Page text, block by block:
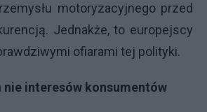
motoryzacyjnego przed
Jednakże, to europejscy
ofiarami tej polityki.
nie interesów konsumentów